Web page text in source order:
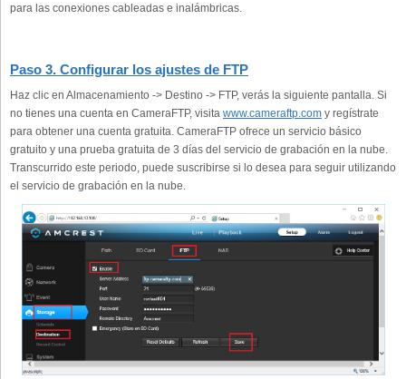
para las conexiones cableadas e inalámbricas.
Paso 3. Configurar los ajustes de FTP
Haz clic en Almacenamiento -> Destino -> FTP, verás la siguiente pantalla. Si
no tienes una cuenta en CameraFTP, visita www.cameraftp.com y regístrate
para obtener una cuenta gratuita. CameraFTP ofrece un servicio básico
gratuito y una prueba gratuita de 3 días del servicio de grabación en la nube.
Transcurrido este periodo, puede suscribirse si lo desea para seguir utilizando
el servicio de grabación en la nube.